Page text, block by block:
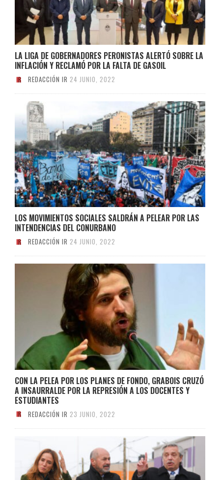
LA LIGA DE GOBERNADORES PERONISTAS ALERTÓ SOBRE LA
INFLACIÓN Y RECLAMÓ POR LA FALTA DE GASOIL
REDACCIÓN IR 24 JUNIO, 2022
LOS MOVIMIENTOS SOCIALES SALDRÁN A PELEAR POR LAS
INTENDENCIAS DEL CONURBANO
REDACCIÓN IR 24 JUNIO, 2022
CON LA PELEA POR LOS PLANES DE FONDO, GRABOIS CRUZÓ
A INSAURRALDE POR LA REPRESIÓN A LOS DOCENTES Y
ESTUDIANTES
REDACCIÓN IR 23 JUNIO, 2022